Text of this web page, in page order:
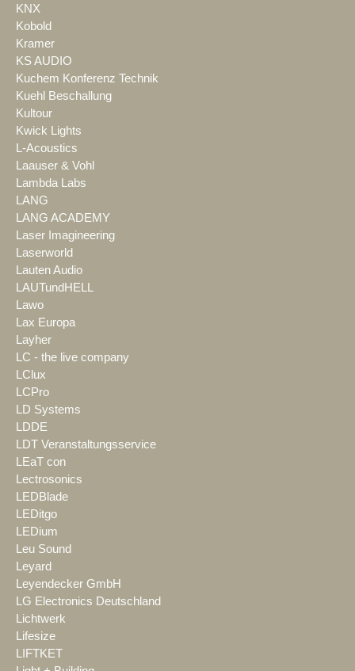
KNX
Kobold
Kramer
KS AUDIO
Kuchem Konferenz Technik
Kuehl Beschallung
Kultour
Kwick Lights
L-Acoustics
Laauser & Vohl
Lambda Labs
LANG
LANG ACADEMY
Laser Imagineering
Laserworld
Lauten Audio
LAUTundHELL
Lawo
Lax Europa
Layher
LC - the live company
LClux
LCPro
LD Systems
LDDE
LDT Veranstaltungsservice
LEaT con
Lectrosonics
LEDBlade
LEDitgo
LEDium
Leu Sound
Leyard
Leyendecker GmbH
LG Electronics Deutschland
Lichtwerk
Lifesize
LIFTKET